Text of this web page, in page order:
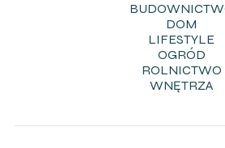
DOM
LIFESTYLE
OGRÓD
ROLNICTWO
WNĘTRZA